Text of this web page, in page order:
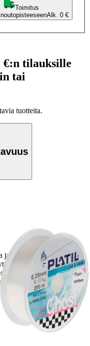
Toimitus
Alk. 0 €
€:n tilauksille
tai
tuotteita.
hauen hampaita kestävä
helppo sitoa yhteen
yhdistyy ennen
ja ilmiömäinen